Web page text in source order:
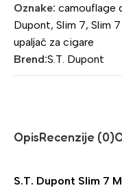
Oznake: camouflage
Dupont, Slim 7, Slim
upaljač za cigare
Brend:S.T. Dupont
OpisRecenzije (0)
S.T. Dupont Slim 7